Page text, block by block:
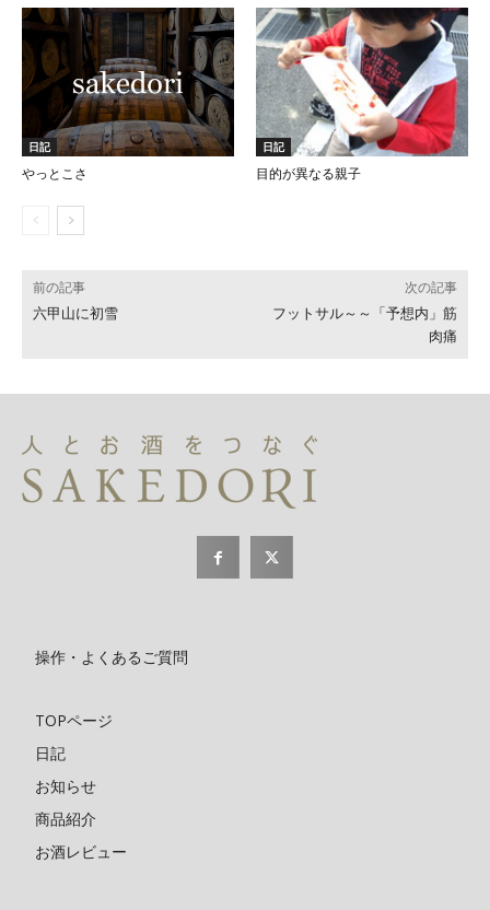
日記
やっとこさ
日記
目的が異なる親子
前の記事
六甲山に初雪
次の記事
フットサル～～「予想内」筋
肉痛
操作・よくあるご質問
TOPページ
日記
お知らせ
商品紹介
お酒レビュー